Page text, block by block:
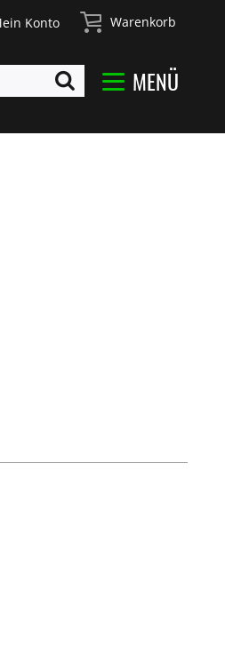
Konto Warenkorb
MENÜ